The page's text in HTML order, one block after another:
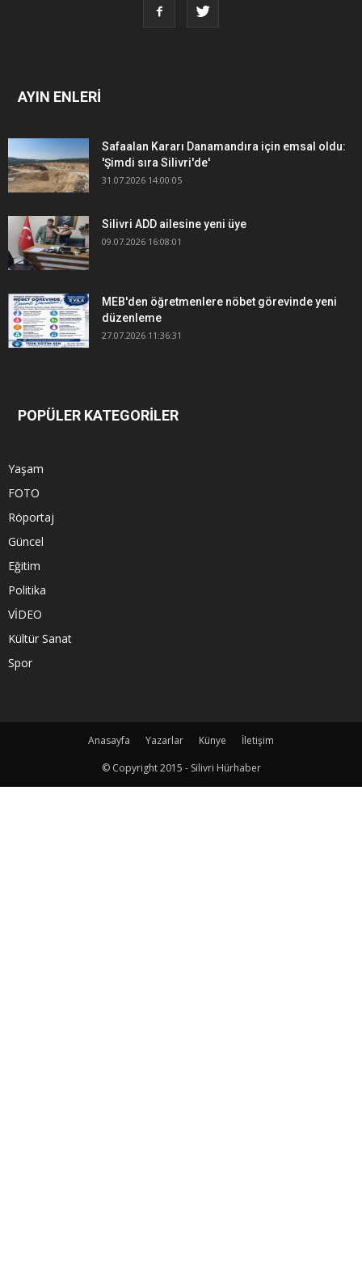
AYIN ENLERİ
Safaalan Kararı Danamandıra için emsal oldu:
'Şimdi sıra Silivri'de'
31.07.2026 14:00:05
Silivri ADD ailesine yeni üye
09.07.2026 16:08:01
MEB'den öğretmenlere nöbet görevinde yeni
düzenleme
27.07.2026 11:36:31
POPÜLER KATEGORİLER
Yaşam
FOTO
Röportaj
Güncel
Eğitim
Politika
VİDEO
Kültür Sanat
Spor
Anasayfa Yazarlar Künye
İletişim
© Copyright 2015 - Silivri Hürhaber